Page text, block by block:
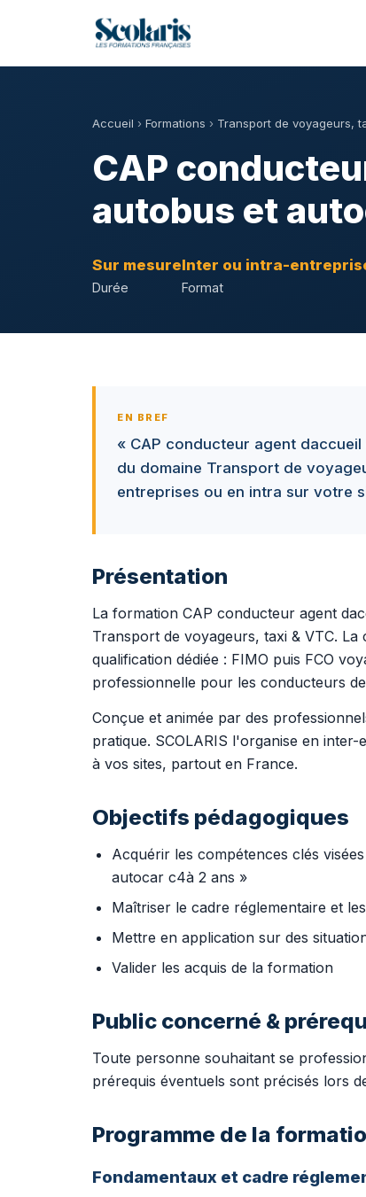
Accueil › Formations › Transport de voyageurs,
CAP
autobus et
Sur mesure
Durée
Inter ou intra-
Format
EN BREF
« CAP conducteur agent
du domaine Transport de
entreprises ou en intra sur votre
Présentation
La formation CAP conducteur agent
Transport de voyageurs, taxi & VTC.
qualification dédiée : FIMO puis FCO
professionnelle pour les conducteurs
Conçue et animée par des
pratique. SCOLARIS l'organise en
à vos sites, partout en France.
Objectifs pédagogiques
Acquérir les compétences clés
autocar c4à 2 ans »
Maîtriser le cadre réglementaire et
Mettre en application sur des
Valider les acquis de la formation
Public concerné &
Toute personne souhaitant se
prérequis éventuels sont précisés lors
Programme de la
Fondamentaux et cadre